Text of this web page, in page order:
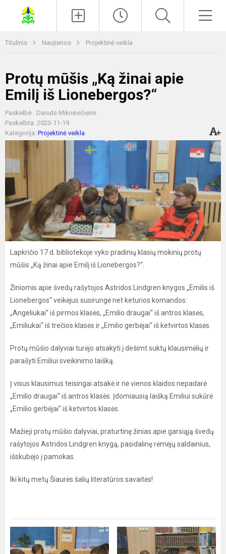
Titulinis Naujienos Projektinė veikla
Protų mūšis „Ką žinai apie
Emilį iš Lionebergos?“
Paskelbė : Danutė Miknevičienė
Paskelbta: 2023-11-19
Kategorija: Projektinė veikla
Lapkričio 17 d. bibliotekoje vyko pradinių klasių mokinių protų
mūšis „Ką žinai apie Emilį iš Lionebergos?“.
Žiniomis apie švedų rašytojos Astridos Lindgren knygos „Emilis iš
Lionebergos“ veikėjus susirungė net keturios komandos:
„Angeliukai“ iš pirmos klasės, „Emilio draugai“ iš antros klasės,
„Emiliukai“ iš trečios klasės ir „Emilio gerbėjai“ iš ketvirtos klasės.
Protų mūšio dalyviai turėjo atsakyti į dešimt suktų klausimėlių ir
parašyti Emiliui sveikinimo laišką.
Į visus klausimus teisingai atsakė ir nė vienos klaidos nepadarė
„Emilio draugai“ iš antros klasės. Įdomiausią laišką Emiliui sukūrė
„Emilio gerbėjai“ iš ketvirtos klasės.
Mažieji protų mūšio dalyviai, praturtinę žinias apie garsiąją švedų
rašytojos Astridos Lindgren knygą, pasidalinę rėmėjų saldainius,
išskubėjo į pamokas.
Iki kitų metų Šiaurės šalių literatūros savaitės!